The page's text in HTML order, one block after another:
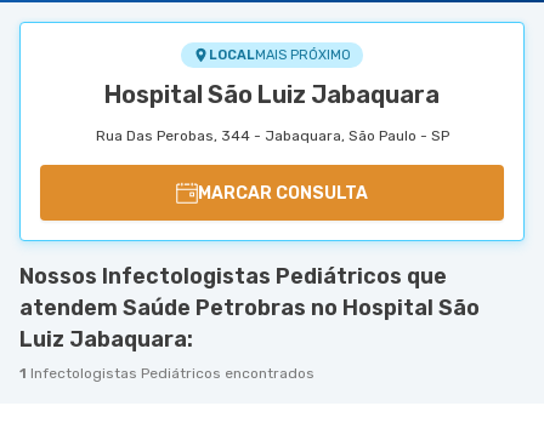
LOCALMAIS PRÓXIMO
Hospital São Luiz Jabaquara
Rua Das Perobas, 344 - Jabaquara, São Paulo - SP
MARCAR CONSULTA
Nossos Infectologistas Pediátricos que
atendem Saúde Petrobras no Hospital São
Luiz Jabaquara:
1 Infectologistas Pediátricos encontrados